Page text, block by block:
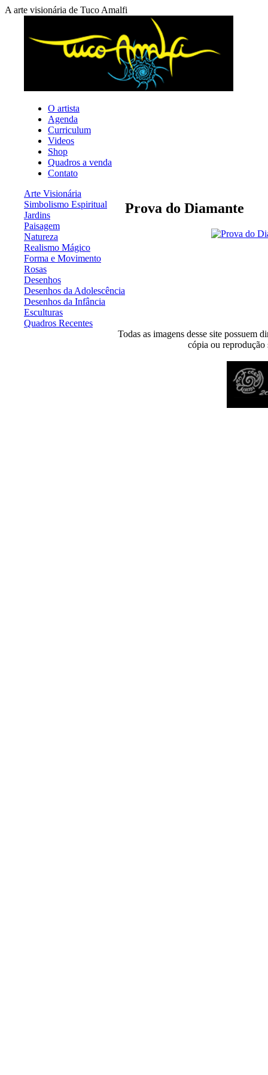
A arte visionária de Tuco Amalfi
O artista
Agenda
Curriculum
Videos
Shop
Quadros a venda
Contato
Arte Visionária
Simbolismo Espiritual
Jardins
Paisagem
Natureza
Realismo Mágico
Forma e Movimento
Rosas
Desenhos
Desenhos da Adolescência
Desenhos da Infância
Esculturas
Quadros Recentes
Prova do Diamante
Todas as imagens desse site possuem
cópia ou reprodução